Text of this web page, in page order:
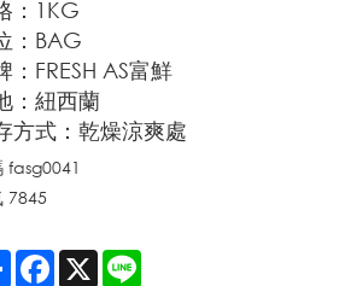
：1KG
：BAG
：FRESH AS富鮮
：紐西蘭
方式：乾燥涼爽處
fasg0041
7845
Share Facebook
X